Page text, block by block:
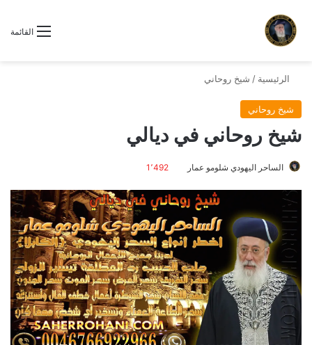
القائمة
الرئيسية / شيخ روحاني
شيخ روحاني
شيخ روحاني في ديالي
الساحر اليهودي شلومو عمار 1٬492